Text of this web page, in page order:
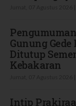
Gunung
Ditutup
Kebakaran
Intip